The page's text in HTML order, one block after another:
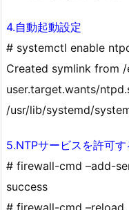
4.自動起動設定
# systemctl enable
Created symlink from
user.target.wants/
/usr/lib/systemd/
5.NTPサービスを許可す
# firewall-cmd –add-
success